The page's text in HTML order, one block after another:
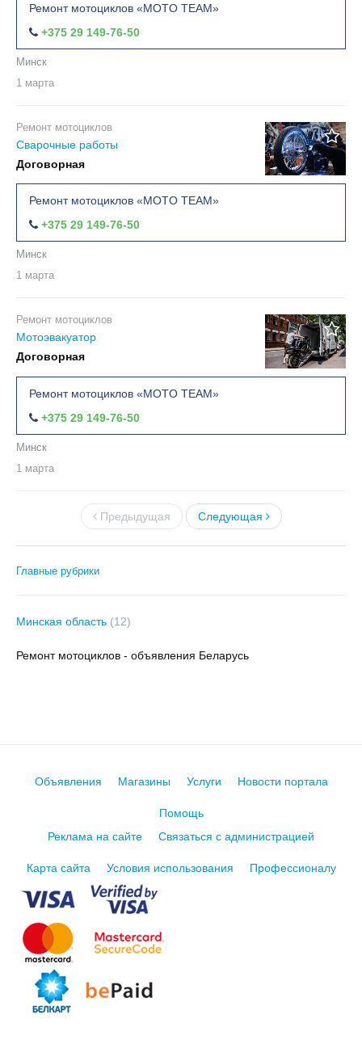
Ремонт мотоциклов «MOTO TEAM»
+375 29 149-76-50
Минск
1 марта
Ремонт мотоциклов
Сварочные работы
Договорная
Ремонт мотоциклов «MOTO TEAM»
+375 29 149-76-50
Минск
1 марта
Ремонт мотоциклов
Мотоэвакуатор
Договорная
Ремонт мотоциклов «MOTO TEAM»
+375 29 149-76-50
Минск
1 марта
Предыдущая Следующая
Главные рубрики
Минская область (12)
Ремонт мотоциклов - объявления Беларусь
Объявления Магазины Услуги Новости портала
Помощь
Реклама на сайте
Связаться с администрацией
Карта сайта Условия использования Профессионалу